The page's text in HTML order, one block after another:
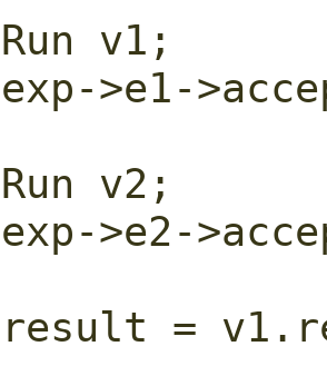
    Run v1;
exp->e1-
    Run v2;
exp->e2-
result =